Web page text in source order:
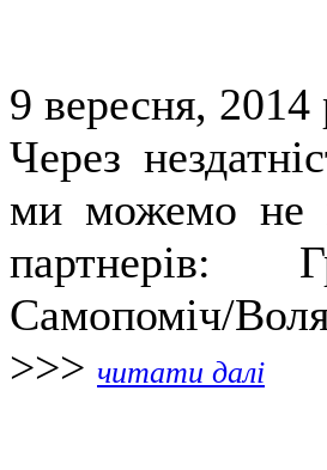
9 вересня, 2014
Через
ми можемо не
партнерів:
Самопоміч/
>>> читати далі